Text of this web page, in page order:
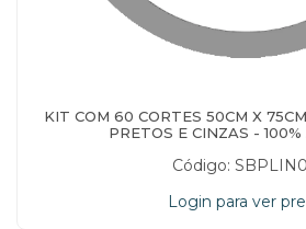
KIT COM 60 CORTES 50CM X
PRETOS E CINZAS - 100%
Código:
Login para ver